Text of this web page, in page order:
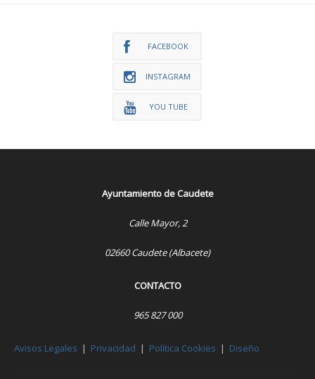
FACEBOOK
INSTAGRAM
YOU TUBE
Ayuntamiento de Caudete
Calle Mayor, 2
02660 Caudete (Albacete)
CONTACTO
965 827 000
Avisos Legales | Privacidad | Política Cookies | Diseño